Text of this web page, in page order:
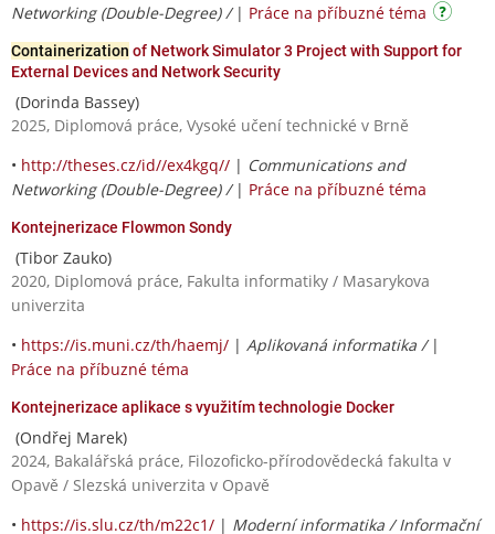
Networking (Double-Degree) / | Práce na příbuzné téma
Containerization of Network Simulator 3 Project with Support for
External Devices and Network Security
(Dorinda Bassey)
2025, Diplomová práce, Vysoké učení technické v Brně
• http://theses.cz/id//ex4kgq// | Communications and
Networking (Double-Degree) / | Práce na příbuzné téma
Kontejnerizace Flowmon Sondy
(Tibor Zauko)
2020, Diplomová práce, Fakulta informatiky / Masarykova
univerzita
• https://is.muni.cz/th/haemj/ | Aplikovaná informatika / |
Práce na příbuzné téma
Kontejnerizace aplikace s využitím technologie Docker
(Ondřej Marek)
2024, Bakalářská práce, Filozoficko-přírodovědecká fakulta v
Opavě / Slezská univerzita v Opavě
• https://is.slu.cz/th/m22c1/ | Moderní informatika / Informační